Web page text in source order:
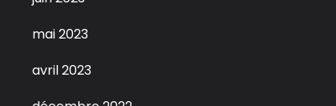
mai 2023
avril 2023